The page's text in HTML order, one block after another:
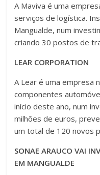
A Maviva é uma
serviços de logística.
Mangualde, num
criando 30 postos de
LEAR CORPORATION
A Lear é uma empresa
componentes
início deste ano, num
milhões de euros,
um total de 120 novos
SONAE ARAUCO VAI
EM MANGUALDE